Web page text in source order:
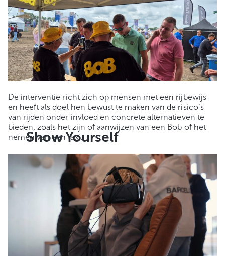
De interventie richt zich op mensen met een rijbewijs
en heeft als doel hen bewust te maken van de risico’s
van rijden onder invloed en concrete alternatieven te
bieden, zoals het zijn of aanwijzen van een Bob of het
nemen van een taxi.
Show Yourself